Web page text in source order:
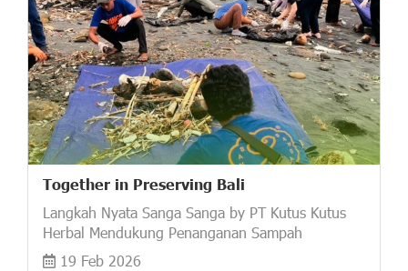
Together in Preserving Bali
Langkah Nyata Sanga Sanga by PT Kutus Kutus
Herbal Mendukung Penanganan Sampah
19 Feb 2026